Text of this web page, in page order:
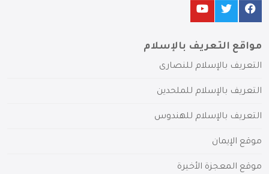
مواقع التعريف بالإسلام
التعريف بالإسلام للنصارى
التعريف بالإسلام للملحدين
التعريف بالإسلام للهندوس
موقع الإيمان
موقع المعجزة الأخيرة